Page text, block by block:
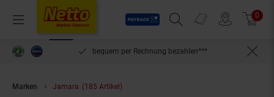
Menü
Payback
Suchfeld einblenden
Prospekte 0
kein Mindestbestellwert
Marken Jamara (185 Artikel)